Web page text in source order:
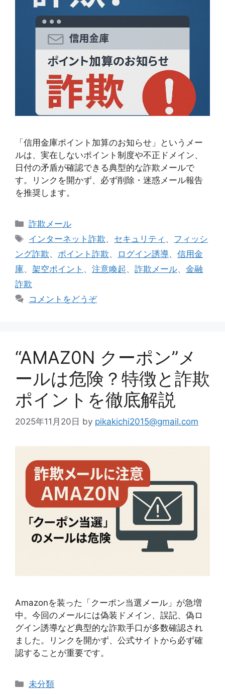
「信用金庫ポイント加算のお知らせ」というメー
ルは、実在しないポイント制度や不正ドメイン、
日付の矛盾が確認できる典型的な詐欺メールで
す。リンクを開かず、必ず削除・迷惑メール報告
を推奨します。
カ
テ
ゴ
リ
ー
詐欺メール
タ
グ
インターネット詐欺、 セキュリティ 、 フィッシ
ング詐欺、 ポイント詐欺、 ログイン誘導、 信用金
庫、 架空ポイント 、 注意喚起、 詐欺メール、 金融
詐欺
コメントをどうぞ
“AMAZ0N クーポン”メ
ールは危険？特徴と詐欺
ポイントを徹底解説
2025年11月20日 by pikakichi2015@gmail.com
Amazonを装った「クーポン当選メール」が急増
中。今回のメールには偽装ドメイン、誤記、偽ロ
グイン誘導など典型的な詐欺手口が多数確認され
ました。リンクを開かず、公式サイトから必ず確
認することが重要です。
カ
未分類